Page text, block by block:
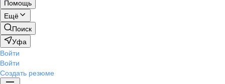
Помощь
Ещё
Поиск
Уфа
Войти
Войти
Создать резюме